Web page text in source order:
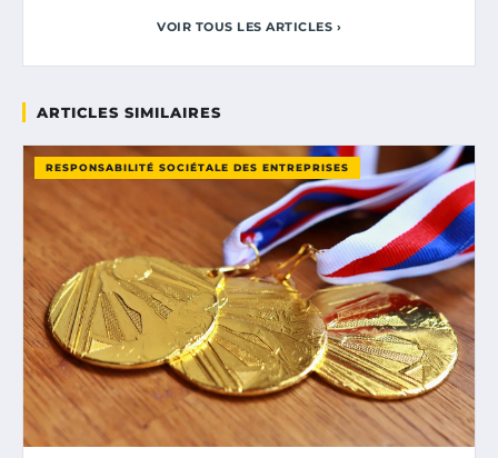
VOIR TOUS LES ARTICLES ›
ARTICLES SIMILAIRES
RESPONSABILITÉ SOCIÉTALE DES ENTREPRISES